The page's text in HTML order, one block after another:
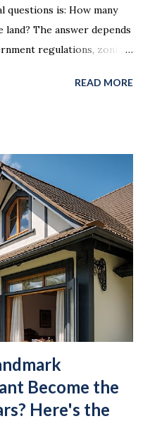
is: How many
The answer depends
regulations, zoning
legal issues and ensure
Index) / FAR (Floor Area
or Floor Area Ratio
determining the
be built on a plot.
up Area / Total Land
a 1,000 sq. meter plot, and
can construct a total
. You can distribute this
READ MORE
Become the
Here's the